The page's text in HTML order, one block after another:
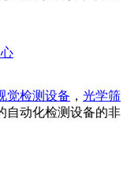
觉检测设备 ， 光学筛
自动化检测设备的非